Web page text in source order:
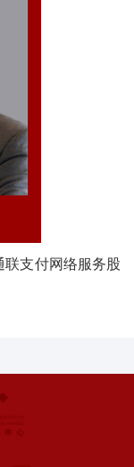
联支付网络服务股